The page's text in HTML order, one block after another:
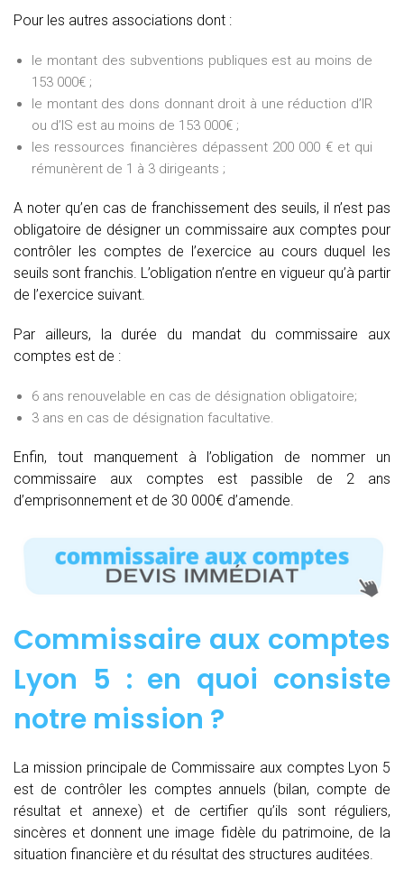
Pour les autres associations dont :
le montant des subventions publiques est au moins de
153 000€ ;
le montant des dons donnant droit à une réduction d’IR
ou d’IS est au moins de 153 000€ ;
les ressources financières dépassent 200 000 € et qui
rémunèrent de 1 à 3 dirigeants ;
A noter qu’en cas de franchissement des seuils, il n’est pas
obligatoire de désigner un commissaire aux comptes pour
contrôler les comptes de l’exercice au cours duquel les
seuils sont franchis. L’obligation n’entre en vigueur qu’à partir
de l’exercice suivant.
Par ailleurs, la durée du mandat du commissaire aux
comptes est de :
6 ans renouvelable en cas de désignation obligatoire;
3 ans en cas de désignation facultative.
Enfin, tout manquement à l’obligation de nommer un
commissaire aux comptes est passible de 2 ans
d’emprisonnement et de 30 000€ d’amende.
Commissaire aux comptes
Lyon 5 : en quoi consiste
notre mission ?
La mission principale de Commissaire aux comptes Lyon 5
est de contrôler les comptes annuels (bilan, compte de
résultat et annexe) et de certifier qu’ils sont réguliers,
sincères et donnent une image fidèle du patrimoine, de la
situation financière et du résultat des structures auditées.